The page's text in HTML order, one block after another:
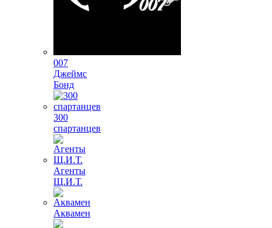
007
Джеймс
Бонд
300
спартанцев
Агенты
Щ.И.Т.
Аквамен